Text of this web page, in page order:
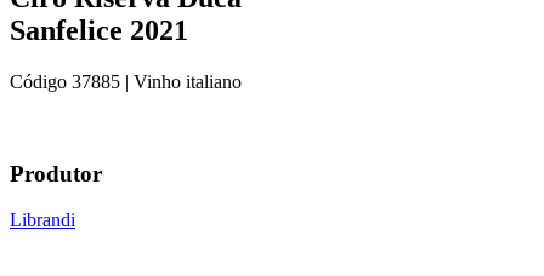
Sanfelice 2021
Código 37885 | Vinho italiano
Produtor
Librandi